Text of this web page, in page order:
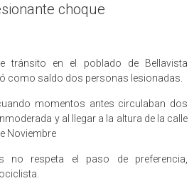
choque
tránsito en el poblado de Bellavista
como saldo dos personas lesionadas.
momentos antes circulaban dos
y al llegar a la altura de la calle
Noviembre
no respeta el paso de preferencia,